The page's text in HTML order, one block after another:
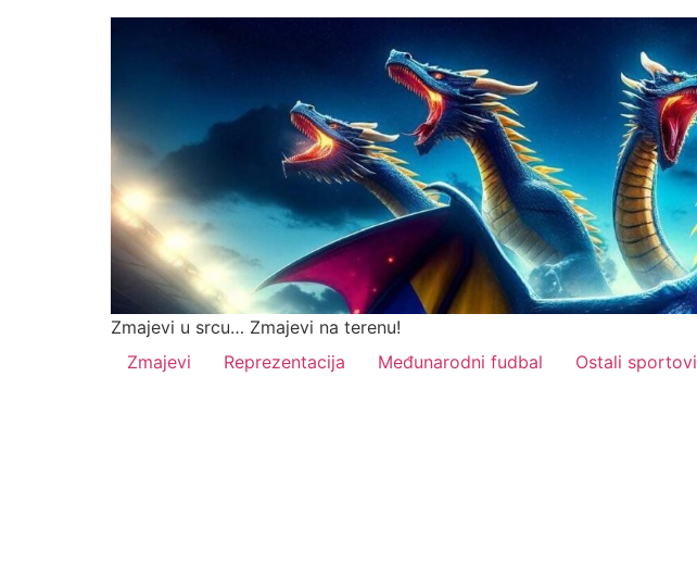
Zmajevi u srcu… Zmajevi na terenu!
Zmajevi
Reprezentacija Međunarodni fudbal Ostali sportovi